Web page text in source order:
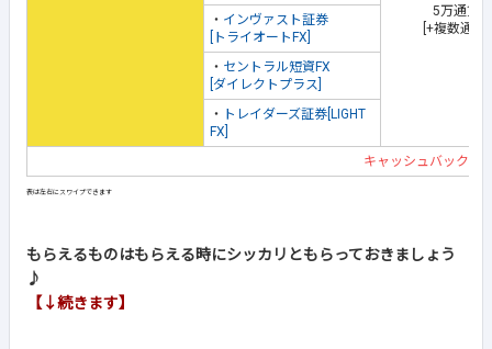
5万通貨
[+複数通貨
・ インヴァスト証券
[トライオートFX]
・ セントラル短資FX
[ダイレクトプラス]
・
トレイダーズ証券[LIGHT
FX]
キャッシュバック企
もらえるものはもらえる時にシッカリともらっておきましょう
♪
【↓続きます】